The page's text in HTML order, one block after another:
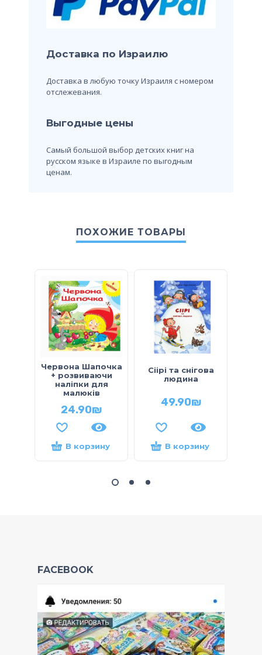
Доставка по Израилю
Доставка в любую точку Израиля с номером
отслежевания.
Выгодные цены
Самый большой выбор детских книг на
русском языке в Израиле по выгодным
ценам.
ПОХОЖИЕ ТОВАРЫ
Червона Шапочка
+ розвиваючи
наліпки для
малюків
24.90₪
В корзину
Сіірі та снігова
людина
49.90₪
В корзину
FACEBOOK